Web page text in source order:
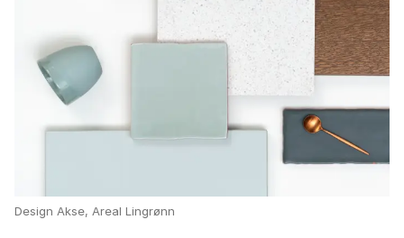
Design Akse, Areal Lingrønn